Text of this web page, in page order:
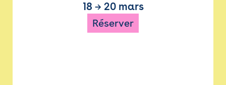
18 → 20 mars
Réserver